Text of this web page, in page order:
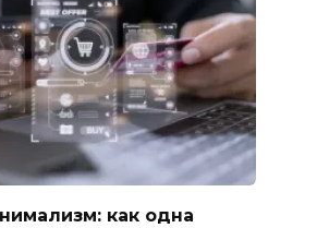
как одна